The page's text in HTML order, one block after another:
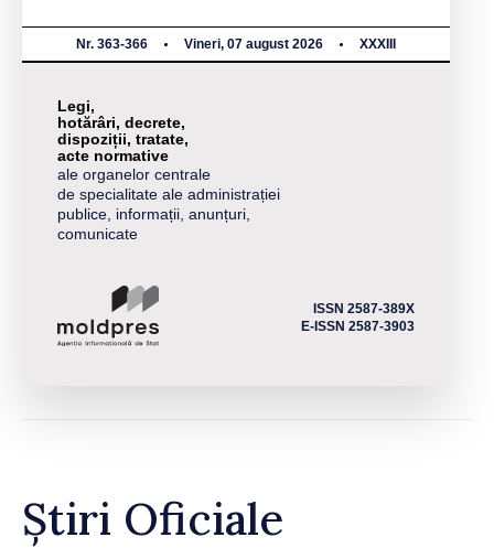
Nr. 363-366 Vineri, 07 august 2026 XXXIII
Legi,
hotărâri, decrete,
dispoziții, tratate,
acte normative
ale organelor centrale
de specialitate ale administrației
publice, informații, anunțuri,
comunicate
ISSN 2587-389X
E-ISSN 2587-3903
Știri Oficiale